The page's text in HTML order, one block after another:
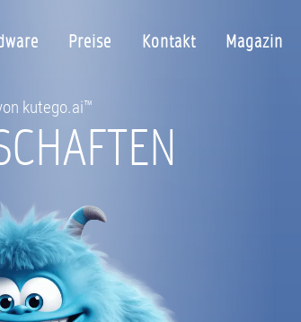
kutego.ai™
Preise Kontakt Magazin